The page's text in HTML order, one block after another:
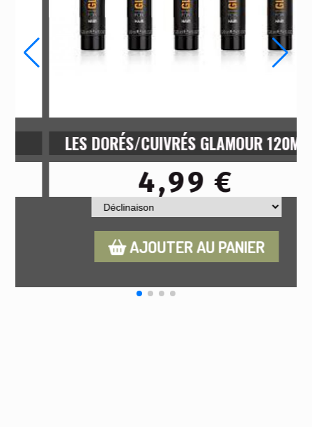
OXYDANT 20 VOLUMES 1 LITRE
4,80€
AJOUTER AU PANIER